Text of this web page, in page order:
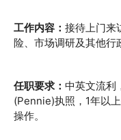
工作内容： 接待上门来
险、市场调研及其他行
任职要求： 中英文流利
(Pennie)执照，1年以
操作。